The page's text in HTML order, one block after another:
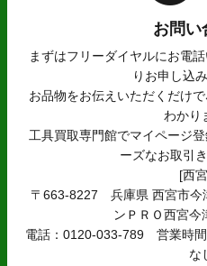
お問い
まずはフリーダイヤルにお電
りお申し込
お品物をお伝えいただくだけ
わかり
工具買取専門館でマイページ
ーズなお取引
[西
〒663-8227 兵庫県 西宮市
ンＰＲＯ西宮
電話：0120-033-789 営業時
な